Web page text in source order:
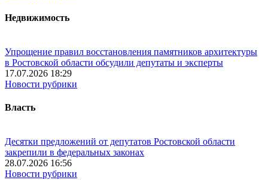
Недвижимость
Упрощение правил восстановления памятников архитектуры
в Ростовской области обсудили депутаты и эксперты
17.07.2026 18:29
Новости рубрики
Власть
Десятки предложений от депутатов Ростовской области
закрепили в федеральных законах
28.07.2026 16:56
Новости рубрики